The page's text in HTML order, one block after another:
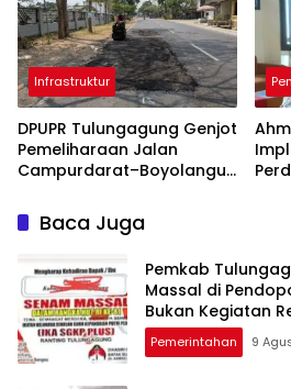
Infrastruktur
DPUPR Tulungagung Genjot
Pemeliharaan Jalan
Campurdarat–Boyolangu,
Diperbaiki
Baca Juga
Pemkab
Massal di
Bukan Kegiatan
Pemerintahan 9